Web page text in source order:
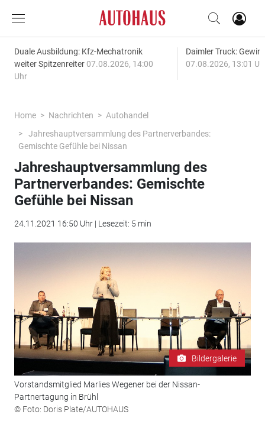
Duale Ausbildung: Kfz-Mechatronik
weiter Spitzenreiter 07.08.2026, 14:00
Uhr
Daimler Truck:
07.08.2026, 13:01
Home Nachrichten
Autohandel
Jahreshauptversammlung des Partnerverbandes:
Gemischte Gefühle bei Nissan
Jahreshauptversammlung des
Partnerverbandes: Gemischte
Gefühle bei Nissan
24.11.2021 16:50 Uhr | Lesezeit: 5 min
Bildergalerie
Vorstandsmitglied Marlies Wegener bei der Nissan-
Partnertagung in Brühl
© Foto: Doris Plate/AUTOHAUS